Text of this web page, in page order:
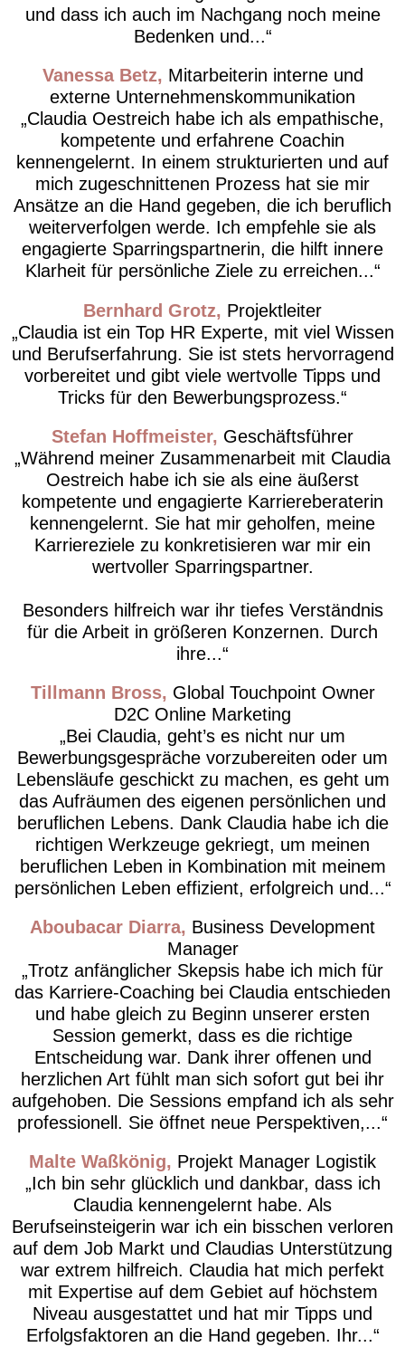
und dass ich auch im Nachgang noch meine
Bedenken und...
Vanessa Betz
Mitarbeiterin interne und
externe Unternehmenskommunikation
Claudia Oestreich habe ich als empathische,
kompetente und erfahrene Coachin
kennengelernt. In einem strukturierten und auf
mich zugeschnittenen Prozess hat sie mir
Ansätze an die Hand gegeben, die ich beruflich
weiterverfolgen werde. Ich empfehle sie als
engagierte Sparringspartnerin, die hilft innere
Klarheit für persönliche Ziele zu erreichen...
Bernhard Grotz Projektleiter
Claudia ist ein Top HR Experte, mit viel Wissen
und Berufserfahrung. Sie ist stets hervorragend
vorbereitet und gibt viele wertvolle Tipps und
Tricks für den Bewerbungsprozess.
Stefan Hoffmeister Geschäftsführer
Während meiner Zusammenarbeit mit Claudia
Oestreich habe ich sie als eine äußerst
kompetente und engagierte Karriereberaterin
kennengelernt. Sie hat mir geholfen, meine
Karriereziele zu konkretisieren war mir ein
wertvoller Sparringspartner.
Besonders hilfreich war ihr tiefes Verständnis
für die Arbeit in größeren Konzernen. Durch
ihre...
Tillmann Bross
Global Touchpoint Owner
D2C Online Marketing
Bei Claudia, geht’s es nicht nur um
Bewerbungsgespräche vorzubereiten oder um
Lebensläufe geschickt zu machen, es geht um
das Aufräumen des eigenen persönlichen und
beruflichen Lebens. Dank Claudia habe ich die
richtigen Werkzeuge gekriegt, um meinen
beruflichen Leben in Kombination mit meinem
persönlichen Leben effizient, erfolgreich und...
Aboubacar Diarra Business Development
Manager
Trotz anfänglicher Skepsis habe ich mich für
das Karriere-Coaching bei Claudia entschieden
und habe gleich zu Beginn unserer ersten
Session gemerkt, dass es die richtige
Entscheidung war. Dank ihrer offenen und
herzlichen Art fühlt man sich sofort gut bei ihr
aufgehoben. Die Sessions empfand ich als sehr
professionell. Sie öffnet neue Perspektiven,...
Malte Waßkönig
Projekt Manager Logistik
Ich bin sehr glücklich und dankbar, dass ich
Claudia kennengelernt habe. Als
Berufseinsteigerin war ich ein bisschen verloren
auf dem Job Markt und Claudias Unterstützung
war extrem hilfreich. Claudia hat mich perfekt
mit Expertise auf dem Gebiet auf höchstem
Niveau ausgestattet und hat mir Tipps und
Erfolgsfaktoren an die Hand gegeben. Ihr...